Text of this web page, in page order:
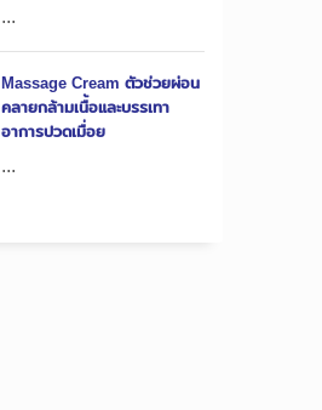
...
Massage Cream ตัวช่วยผ่อน
คลายกล้ามเนื้อและบรรเทา
อาการปวดเมื่อย
...